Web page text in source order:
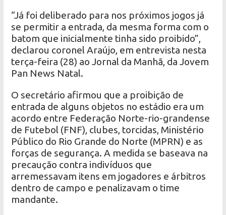
“Já foi deliberado para nos próximos jogos já
se permitir a entrada, da mesma forma com o
batom que inicialmente tinha sido proibido”,
declarou coronel Araújo, em entrevista nesta
terça-feira (28) ao Jornal da Manhã, da Jovem
Pan News Natal.
O secretário afirmou que a proibição de
entrada de alguns objetos no estádio era um
acordo entre Federação Norte-rio-grandense
de Futebol (FNF), clubes, torcidas, Ministério
Público do Rio Grande do Norte (MPRN) e as
forças de segurança. A medida se baseava na
precaução contra indivíduos que
arremessavam itens em jogadores e árbitros
dentro de campo e penalizavam o time
mandante.